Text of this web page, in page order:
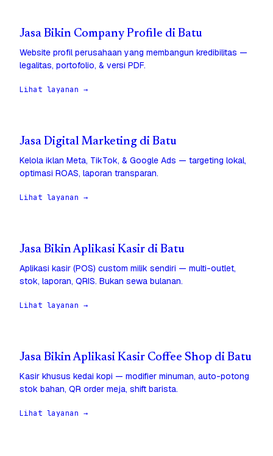
Jasa Bikin Company Profile di Batu
Website profil perusahaan yang membangun kredibilitas —
legalitas, portofolio, & versi PDF.
Lihat layanan →
Jasa Digital Marketing di Batu
Kelola iklan Meta, TikTok, & Google Ads — targeting lokal,
optimasi ROAS, laporan transparan.
Lihat layanan →
Jasa Bikin Aplikasi Kasir di Batu
Aplikasi kasir (POS) custom milik sendiri — multi-outlet,
stok, laporan, QRIS. Bukan sewa bulanan.
Lihat layanan →
Jasa Bikin Aplikasi Kasir Coffee Shop di Batu
Kasir khusus kedai kopi — modifier minuman, auto-potong
stok bahan, QR order meja, shift barista.
Lihat layanan →